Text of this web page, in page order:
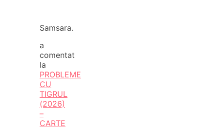
Samsara.
a
comentat
la
PROBLEME
CU
TIGRUL
(2026)
–
CARTE